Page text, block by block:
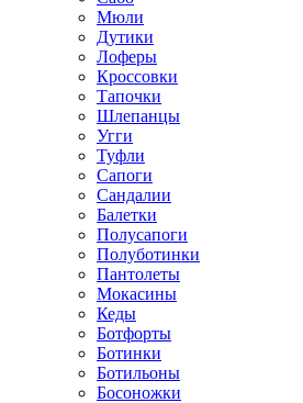
Мюли
Дутики
Лоферы
Кроссовки
Тапочки
Шлепанцы
Угги
Туфли
Сапоги
Сандалии
Балетки
Полусапоги
Полуботинки
Пантолеты
Мокасины
Кеды
Ботфорты
Ботинки
Ботильоны
Босоножки